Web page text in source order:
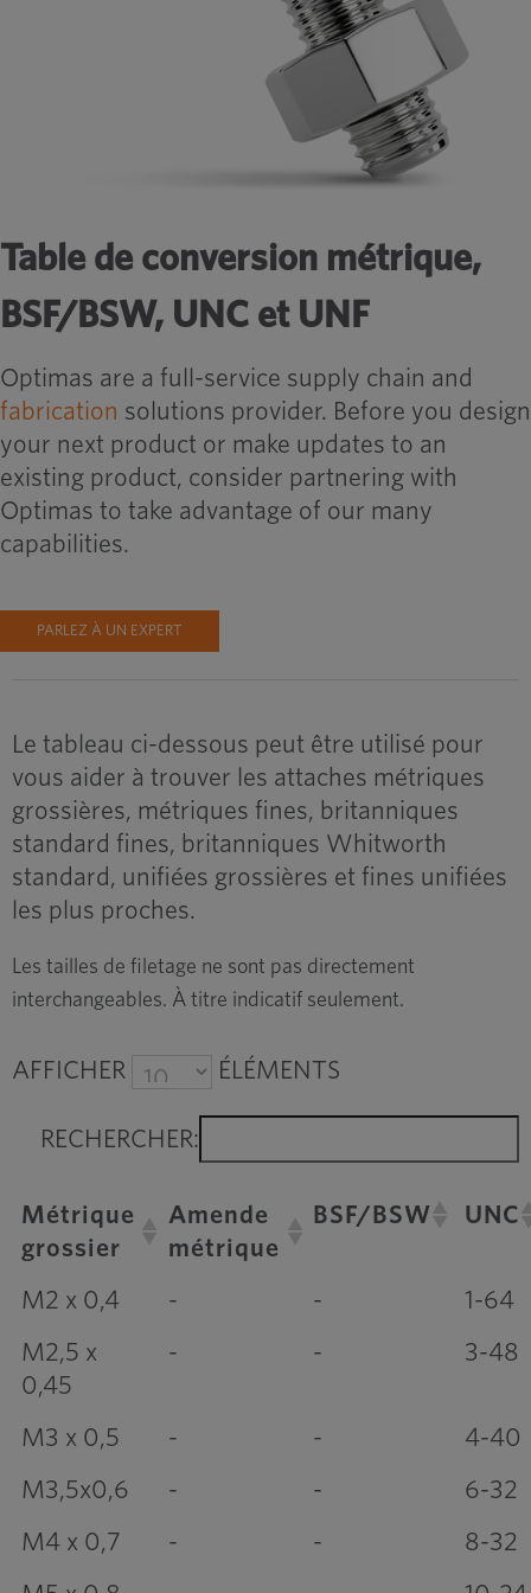
Table de conversion métrique,
BSF/BSW, UNC et UNF
Optimas are a full-service supply chain and
fabrication solutions provider. Before you design
your next product or make updates to an
existing product, consider partnering with
Optimas to take advantage of our many
capabilities.
PARLEZ À UN EXPERT
Le tableau ci-dessous peut être utilisé pour
vous aider à trouver les attaches métriques
grossières, métriques fines, britanniques
standard fines, britanniques Whitworth
standard, unifiées grossières et fines unifiées
les plus proches.
Les tailles de filetage ne sont pas directement
interchangeables. À titre indicatif seulement.
AFFICHER ÉLÉMENTS
RECHERCHER:
Métrique
grossier
Amende
métrique
BSF/BSW UNC
M2 x 0,4 - -
1-64
M2,5 x
0,45
- - 3-48
M3 x 0,5 - -
4-40
M3,5x0,6
- -
6-32
M4 x 0,7
- -
8-32